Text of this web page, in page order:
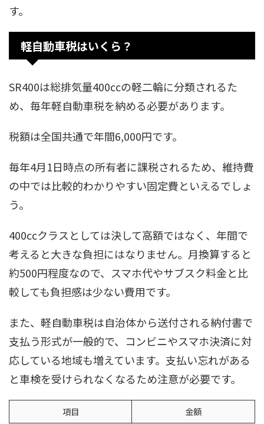
す。
軽自動車税はいくら？
SR400は総排気量400ccの軽二輪に分類されるた
め、毎年軽自動車税を納める必要があります。
税額は全国共通で年間6,000円です。
毎年4月1日時点の所有者に課税されるため、維持費
の中では比較的わかりやすい固定費といえるでしょ
う。
400ccクラスとしては決して高額ではなく、年間で
考えると大きな負担にはなりません。月換算すると
約500円程度なので、スマホ代やサブスク料金と比
較しても負担感は少ない費用です。
また、軽自動車税は自治体から送付される納付書で
支払う形式が一般的で、コンビニやスマホ決済に対
応している地域も増えています。支払い忘れがある
と車検を受けられなくなるため注意が必要です。
項目 金額